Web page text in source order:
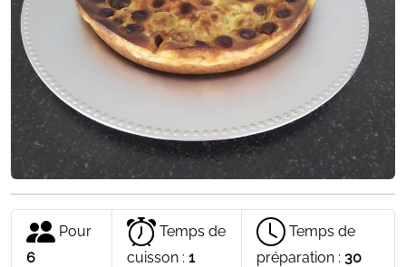
Pour
6
Temps de
cuisson :1
Temps de
préparation : 30